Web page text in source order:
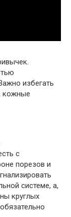
избегать
кожные
с
порезов и
системе, а,
круглых